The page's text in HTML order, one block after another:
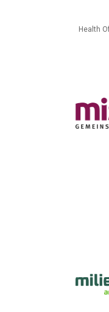
Health